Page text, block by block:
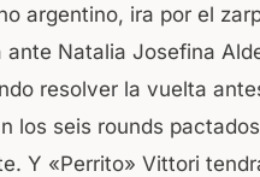
argentino, ira por el
ante Natalia Josefina
resolver la vuelta
los seis rounds
Y «Perrito» Vittori